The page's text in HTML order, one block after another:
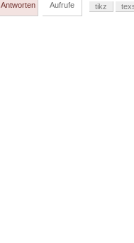
Antworten Aufrufe tikz